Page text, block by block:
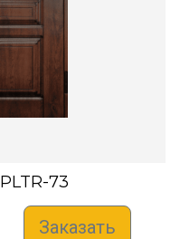
PLTR-73
Заказать